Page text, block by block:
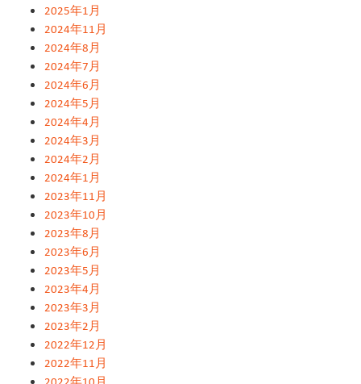
2025年1月
2024年11月
2024年8月
2024年7月
2024年6月
2024年5月
2024年4月
2024年3月
2024年2月
2024年1月
2023年11月
2023年10月
2023年8月
2023年6月
2023年5月
2023年4月
2023年3月
2023年2月
2022年12月
2022年11月